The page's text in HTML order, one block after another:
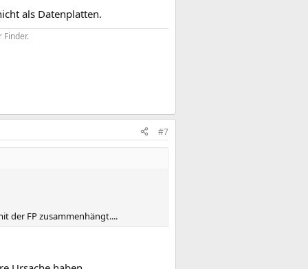
als Datenplatten.
#7
der FP zusammenhängt....